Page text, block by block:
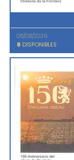
08/08/2026
8 DISPONIBLES